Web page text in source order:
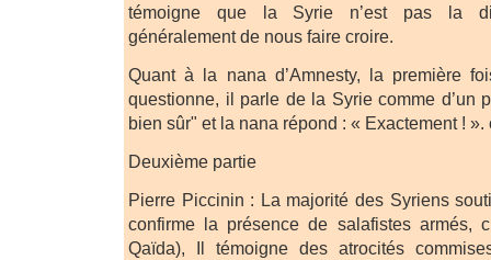
témoigne que la Syrie n’est pas la
généralement de nous faire croire.
Quant à la nana d’Amnesty, la première
questionne, il parle de la Syrie comme d’un
bien sûr" et la nana répond : « Exactement ! ».
Deuxième partie
Pierre Piccinin : La majorité des Syriens
confirme la présence de salafistes armés,
Qaïda), Il témoigne des atrocités